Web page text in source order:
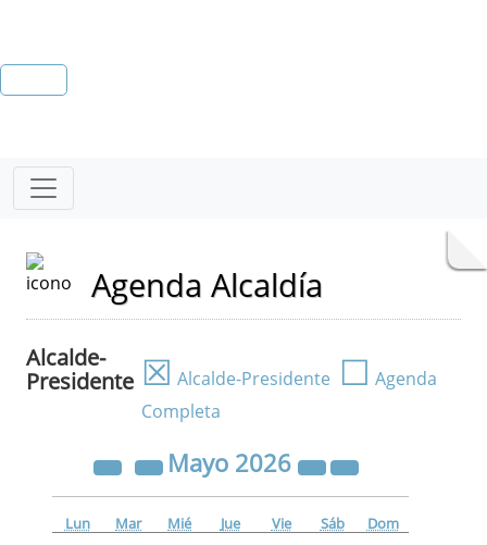
Agenda Alcaldía
Alcalde-
Presidente ☒ Alcalde-Presidente ☐ Agenda
Completa
Mayo 2026
Lun Mar Mié Jue Vie Sáb Dom